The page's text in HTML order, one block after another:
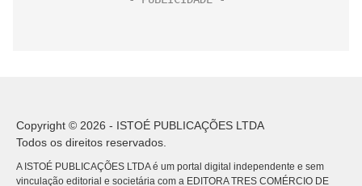
Copyright © 2026 - ISTOÉ PUBLICAÇÕES LTDA
Todos os direitos reservados.
A ISTOÉ PUBLICAÇÕES LTDA é um portal digital independente e sem
vinculação editorial e societária com a EDITORA TRES COMÉRCIO DE